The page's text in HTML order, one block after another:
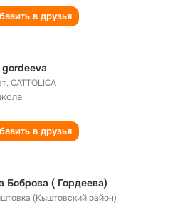
в друзья
gordeeva
,CATTOLICA
в друзья
Боброва ( Гордеева)
(Кыштовский район)